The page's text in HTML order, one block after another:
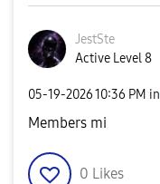
JestSte
Active Level 8
‎05-19-202610:36 PM in
Members mi
0 Likes